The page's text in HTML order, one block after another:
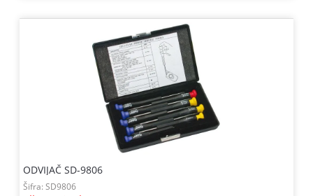
ODVIJAČ SD-9806
Šifra: SD9806